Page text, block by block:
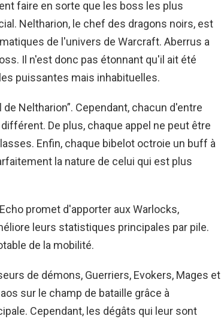
faire en sorte que les boss les plus
Neltharion, le chef des dragons noirs, est
de l'univers de Warcraft. Aberrus a
Il n'est donc pas étonnant qu'il ait été
puissantes mais inhabituelles.
Neltharion”. Cependant, chacun d'entre
De plus, chaque appel ne peut être
Enfin, chaque bibelot octroie un buff à
la nature de celui qui est plus
promet d'apporter aux Warlocks,
leurs statistiques principales par pile.
de la mobilité.
de démons, Guerriers, Evokers, Mages et
sur le champ de bataille grâce à
Cependant, les dégâts qui leur sont